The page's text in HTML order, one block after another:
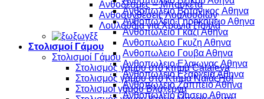
Ανθοδέσμες – Μπουκέτα
Ανθοσυνθέσεις Λουλουδιών
Λουλούδια για Χρόνια Πολλά
Στολισμοί Γάμου
Στολισμοί Γάμου
Στολισμός γάμου στό κτήμα Cataleya
Στολισμός γάμου στο Κτήμα Ναϊάς
Στολισμοί γάμου Βλαχέρνα
Ανθοπωλειο Βοτανικος Αθηνα
Ανθοπωλειο Γηροκομειο Αθηνα
Ανθοπωλειο Γκαζι Αθηνα
Ανθοπωλειο Γκυζη Αθηνα
Ανθοπωλειο Γουβα Αθηνα
Ανθοπωλειο Ελαιωνας Αθηνα
Ανθοπωλειο Εξαρχεια Αθηνα
Ανθοπωλειο Ζαππειο Αθηνα
Ανθοπωλειο Θησειο Αθηνα